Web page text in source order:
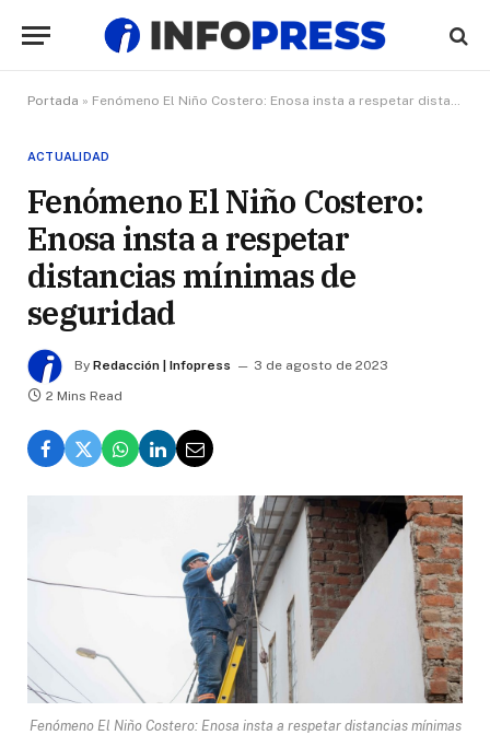
Portada » Fenómeno El Niño Costero: Enosa insta a respetar distancias mínimas de seguridad
ACTUALIDAD
Fenómeno El Niño Costero:
Enosa insta a respetar
distancias mínimas de
seguridad
By Redacción | Infopress
3 de agosto de 2023
2 Mins Read
Fenómeno El Niño Costero: Enosa insta a respetar distancias mínimas